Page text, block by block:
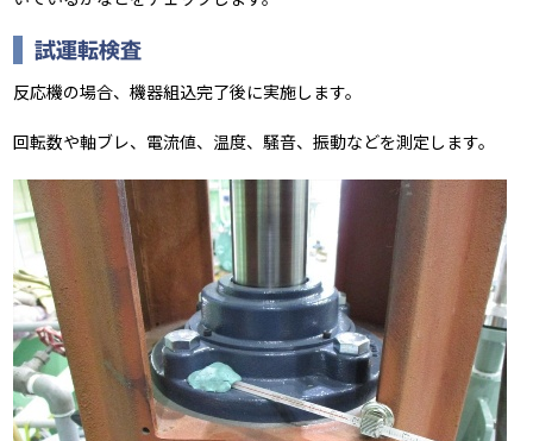
試運転検査
反応機の場合、機器組込完了後に実施します。
回転数や軸ブレ、電流値、温度、騒音、振動などを測定します。